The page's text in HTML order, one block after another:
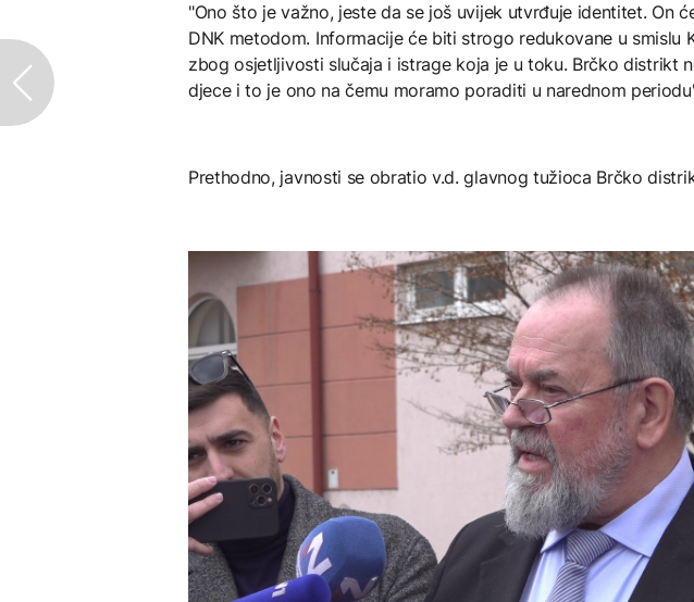
"Ono što je važno, jeste da se još uvijek utvrđuje identitet. On
DNK metodom. Informacije će biti strogo redukovane u smislu
zbog osjetljivosti slučaja i istrage koja je u toku. Brčko distrikt
djece i to je ono na čemu moramo poraditi u narednom
Prethodno, javnosti se obratio v.d. glavnog tužioca Brčko